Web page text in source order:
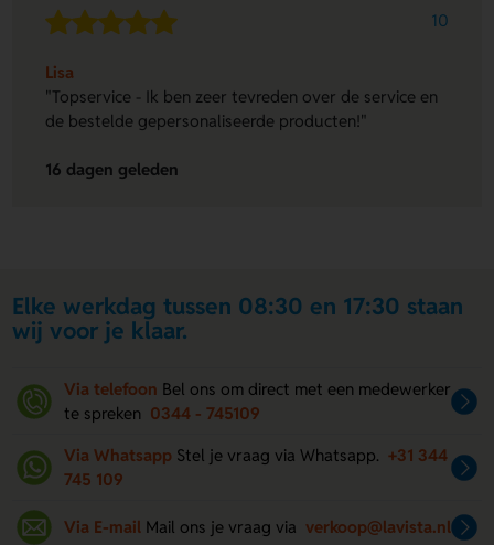
10
Lisa
"Topservice - Ik ben zeer tevreden over de service en
de bestelde gepersonaliseerde producten!"
16 dagen geleden
Elke werkdag tussen 08:30 en 17:30 staan
wij voor je klaar.
Via telefoon Bel ons om direct met een medewerker
te spreken 0344 - 745109
Via Whatsapp Stel je vraag via Whatsapp. +31 344
745 109
Via E-mail Mail ons je vraag via verkoop@lavista.nl